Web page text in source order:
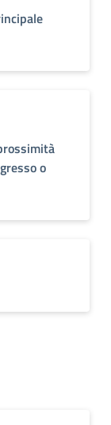
o